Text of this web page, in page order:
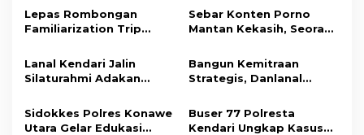
o
Bukti Kasus Dugaan
Penyelenggaraan
Perjalanan Ibadah Umrah
Baru
Lepas Rombongan
Familiarization Trip
Promosikan Wisata dan
Gerakkan Ekonomi
Daerah
Sebar Konten Porno
Mantan Kekasih, Seorang
Tahun Penjara
Lanal Kendari Jalin
Silaturahmi Adakan
Bersama Insan Pers.
Bangun Kemitraan
Strategis, Danlanal
Wujudkan Informasi
Objektif dan Berimbang
Sidokkes Polres Konawe
Utara Gelar Edukasi
Buser 77 Polresta
Kendari Ungkap Kasus